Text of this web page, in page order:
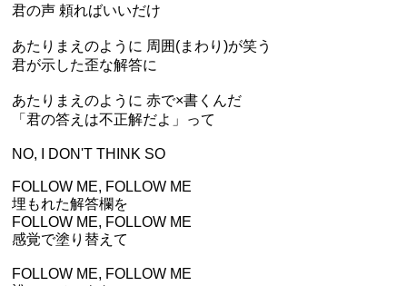
君の声 頼ればいいだけ
あたりまえのように 周囲(まわり)が笑う
君が示した歪な解答に
あたりまえのように 赤で×書くんだ
「君の答えは不正解だよ」って
NO, I DON'T THINK SO
FOLLOW ME, FOLLOW ME
埋もれた解答欄を
FOLLOW ME, FOLLOW ME
感覚で塗り替えて
FOLLOW ME, FOLLOW ME